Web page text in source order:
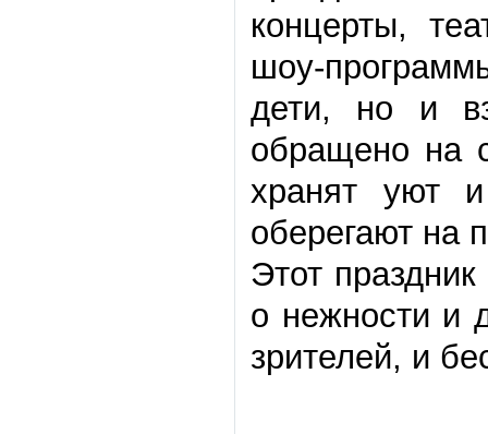
концерты,
шоу-
дети, но и
обращено на
хранят уют
оберегают на
Этот
о нежности и
зрителей, и